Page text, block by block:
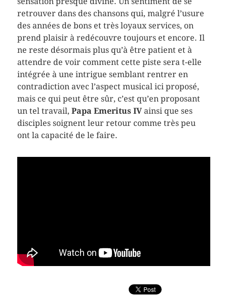
retrouver dans des chansons qui, malgré l’usure
des années de bons et très loyaux services, on
prend plaisir à redécouvre toujours et encore. Il
ne reste désormais plus qu’à être patient et à
attendre de voir comment cette piste sera t-elle
intégrée à une intrigue semblant rentrer en
contradiction avec l’aspect musical ici proposé,
mais ce qui peut être sûr, c’est qu’en proposant
un tel travail, Papa Emeritus IVainsi que ses
disciples soignent leur retour comme très peu
ont la capacité de le faire.